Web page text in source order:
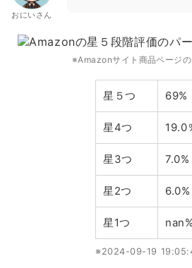
おにいさん
※Amazonサイト商品ページ
星５つ 69%
星4つ 19.0
星3つ 7.0%
星2つ 6.0%
星1つ nan%
※2024-09-19